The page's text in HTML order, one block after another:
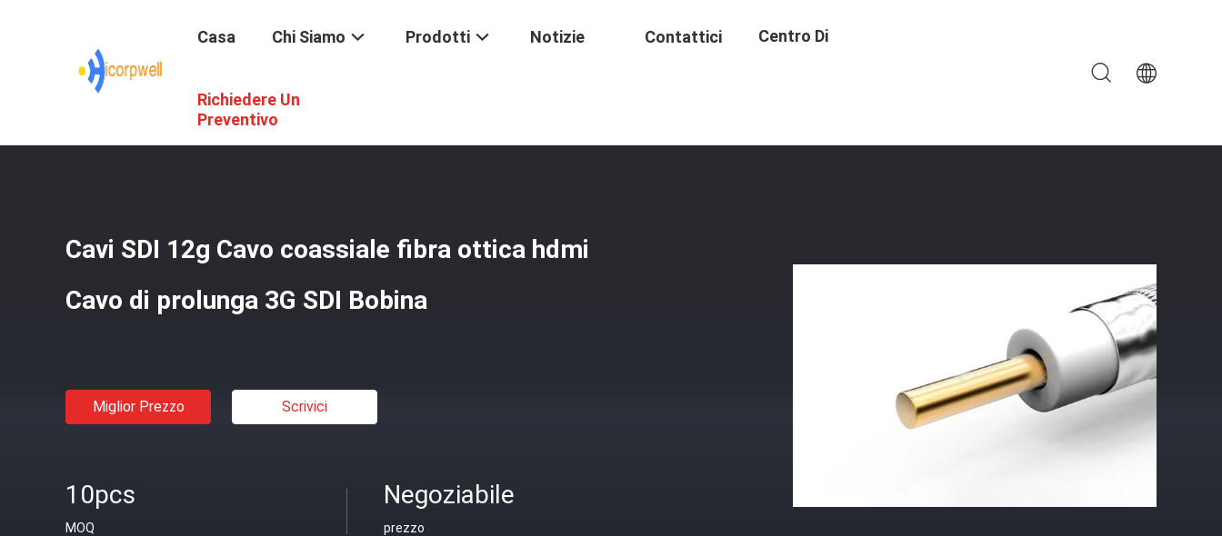
Casa Chi Siamo Prodotti Notizie Contattici Centro Di
Richiedere Un
Preventivo
Cavo Di HDMI AOC / Cavi SDI 12g Cavo Coassiale Fibra Ottica Hdmi Cavo Di Prolunga 3G SDI Bobina
Cavi SDI 12g Cavo coassiale fibra ottica hdmi
Cavo di prolunga 3G SDI Bobina
Miglior Prezzo Scrivici
10pcs
MOQ
Negoziabile
prezzo